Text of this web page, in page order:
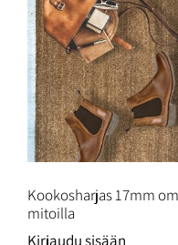
Kookosharjas 17mm
mitoilla
Kirjaudu sisään